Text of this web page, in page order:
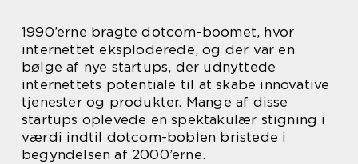
1990’erne bragte dotcom-boomet, hvor
internettet eksploderede, og der var en
bølge af nye startups, der udnyttede
internettets potentiale til at skabe innovative
tjenester og produkter. Mange af disse
startups oplevede en spektakulær stigning i
værdi indtil dotcom-boblen bristede i
begyndelsen af 2000’erne.